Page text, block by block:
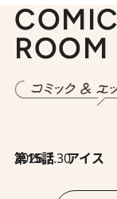
ROOM
2026.7.30
第15話 アイス